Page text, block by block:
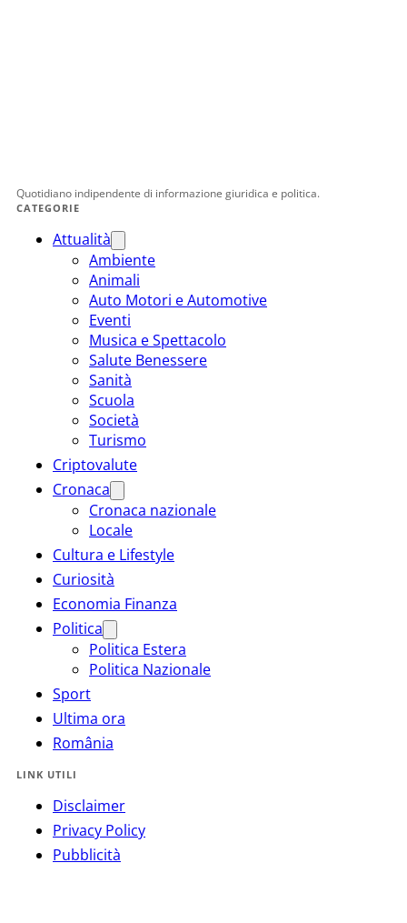
Quotidiano indipendente di informazione giuridica e politica.
CATEGORIE
Attualità
Ambiente
Animali
Auto Motori e Automotive
Eventi
Musica e Spettacolo
Salute Benessere
Sanità
Scuola
Società
Turismo
Criptovalute
Cronaca
Cronaca nazionale
Locale
Cultura e Lifestyle
Curiosità
Economia Finanza
Politica
Politica Estera
Politica Nazionale
Sport
Ultima ora
România
LINK UTILI
Disclaimer
Privacy Policy
Pubblicità